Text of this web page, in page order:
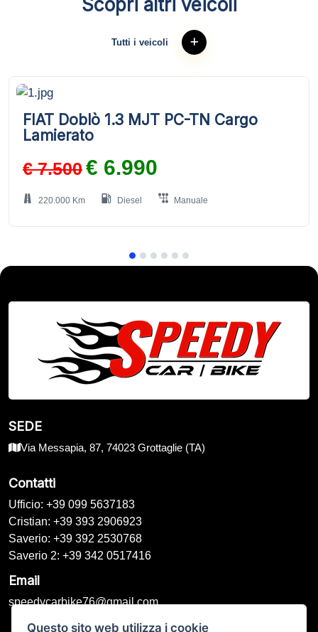
Questo sito web utilizza i cookie
Scopri altri veicoli
Tutti i veicoli
FIAT Doblò 1.3 MJT PC-TN Cargo
Lamierato
€ 7.500€ 6.990
220.000 Km Diesel Manuale
SEDE
Via Messapia, 87, 74023 Grottaglie (TA)
Contatti
Ufficio: +39 099 5637183
Cristian: +39 393 2906923
Saverio: +39 392 2530768
Saverio 2: +39 342 0517416
Email
speedycarbike76@gmail.com